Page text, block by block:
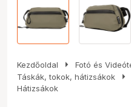
Kezdőoldal arrow_right Fotó és
Táskák, tokok, hátizsákok arrow_right
Hátizsákok